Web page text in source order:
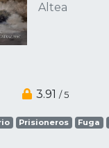
Altea
3.91 / 5
Prisioneros Fuga